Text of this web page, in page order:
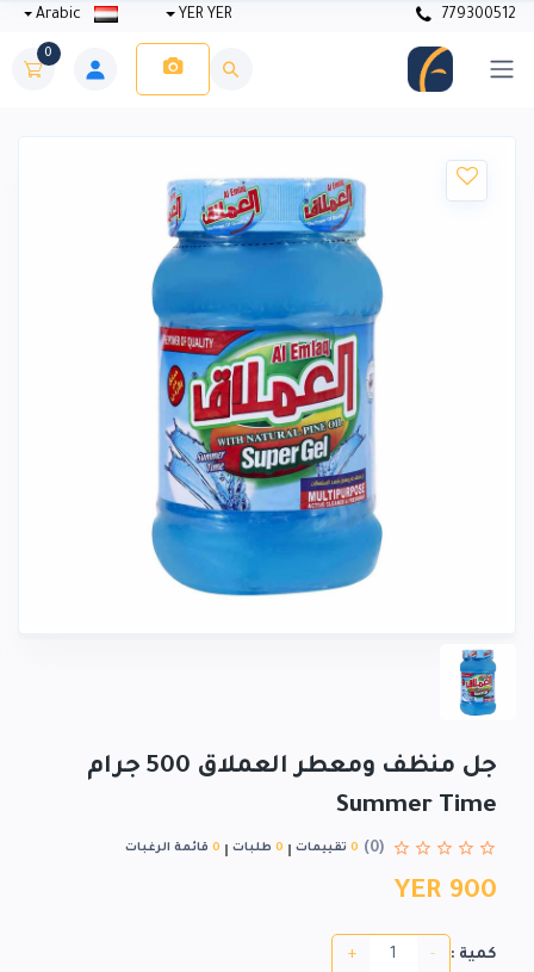
779300512
YER YER
0
جل منظف ومعطر العملاق 500 جرام
Summer Time
(0)
0 تقييمات 0 طلبات 0 قائمة الرغبات
YER 900
كمية : -
+